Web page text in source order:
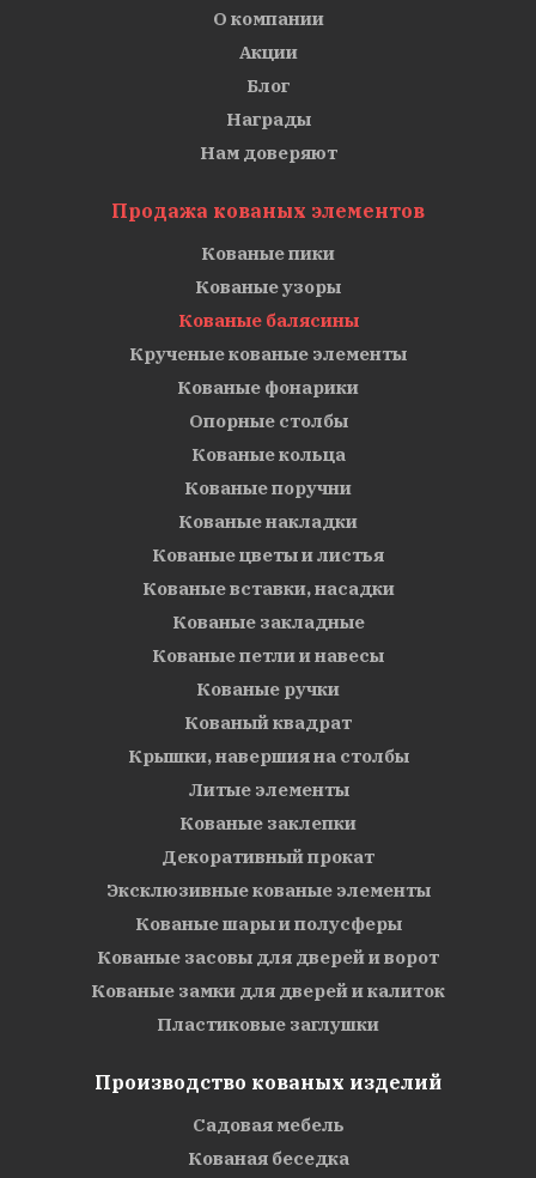
О компании
Акции
Блог
Награды
Нам доверяют
Продажа кованых элементов
Кованые пики
Кованые узоры
Кованые балясины
Крученые кованые элементы
Кованые фонарики
Опорные столбы
Кованые кольца
Кованые поручни
Кованые накладки
Кованые цветы и листья
Кованые вставки, насадки
Кованые закладные
Кованые петли и навесы
Кованые ручки
Кованый квадрат
Крышки, навершия на столбы
Литые элементы
Кованые заклепки
Декоративный прокат
Эксклюзивные кованые элементы
Кованые шары и полусферы
Кованые засовы для дверей и ворот
Кованые замки для дверей и калиток
Пластиковые заглушки
Производство кованых изделий
Садовая мебель
Кованая беседка